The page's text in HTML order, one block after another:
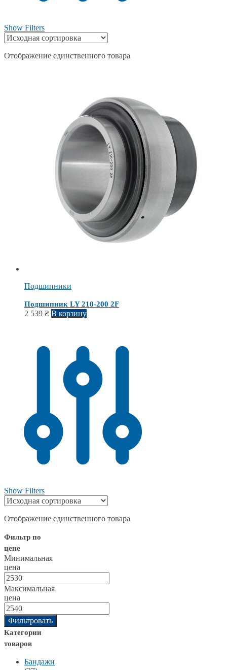
Show Filters
Отображение единственного товара
Подшипники
Подшипник LY 210-200 2F
2 539 ₴ В корзину
Show Filters
Отображение единственного товара
Фильтр по
цене
Минимальная
цена
Максимальная
цена
Фильтровать
Категории
товаров
Бандажи